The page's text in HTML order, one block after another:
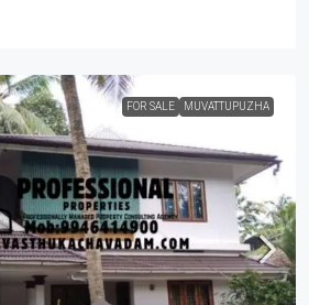
FOR SALE MUVATTUPUZHA